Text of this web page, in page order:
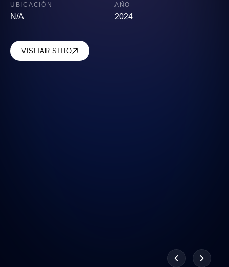
UBICACIÓN
N/A
AÑO
2024
VISITAR SITIO